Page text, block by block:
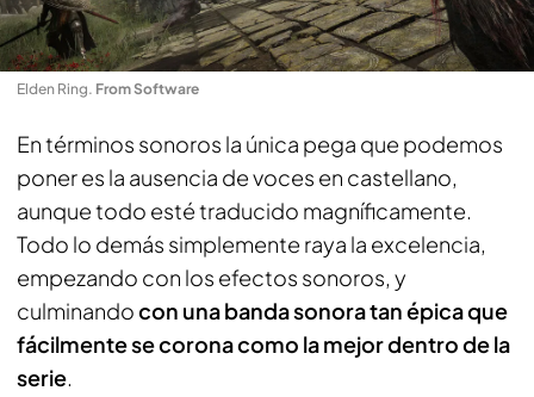
Elden Ring. From Software
En términos sonoros la única pega que podemos
poner es la ausencia de voces en castellano,
aunque todo esté traducido magníficamente.
Todo lo demás simplemente raya la excelencia,
empezando con los efectos sonoros, y
culminandocon una banda sonora tan épica que
fácilmente se corona como la mejor dentro de la
serie.